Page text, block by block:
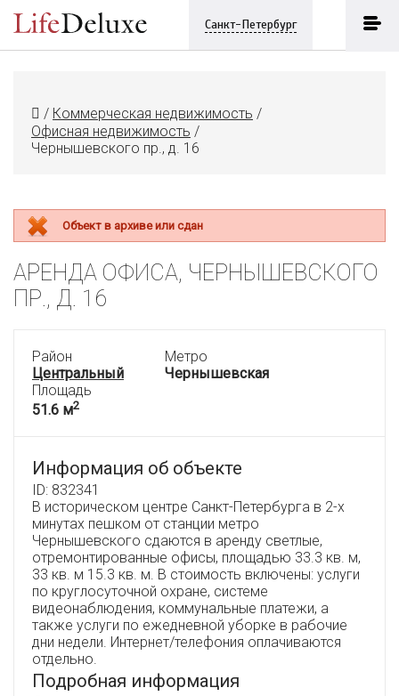
Санкт-Петербург
/ Коммерческая недвижимость /
Офисная недвижимость /
Чернышевского пр., д. 16
Объект в архиве или сдан
АРЕНДА ОФИСА, ЧЕРНЫШЕВСКОГО
ПР., Д. 16
Район
Центральный
Метро
Чернышевская
Площадь
51.6 м2
Информация об объекте
ID: 832341
В историческом центре Санкт-Петербурга в 2-х
минутах пешком от станции метро
Чернышевского сдаются в аренду светлые,
отремонтированные офисы, площадью 33.3 кв. м,
33 кв. м 15.3 кв. м. В стоимость включены: услуги
по круглосуточной охране, системе
видеонаблюдения, коммунальные платежи, а
также услуги по ежедневной уборке в рабочие
дни недели. Интернет/телефония оплачиваются
отдельно.
Подробная информация